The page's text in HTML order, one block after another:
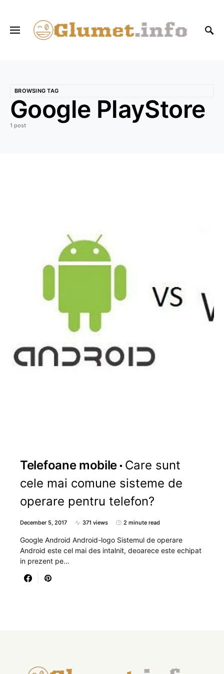
BROWSING TAG
Google PlayStore
1 post
Telefoane mobile Care sunt
cele mai comune sisteme de
operare pentru telefon?
December 5, 2017 371 views 2 minute read
Google Android Android-logo Sistemul de operare
Android este cel mai des intalnit, deoarece este echipat
in prezent pe…